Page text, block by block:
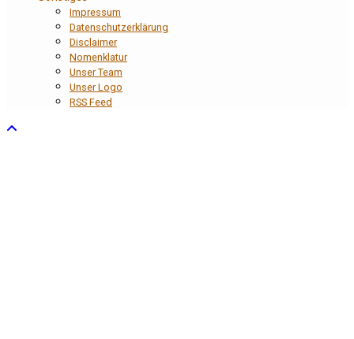
Impressum
Datenschutzerklärung
Disclaimer
Nomenklatur
Unser Team
Unser Logo
RSS Feed